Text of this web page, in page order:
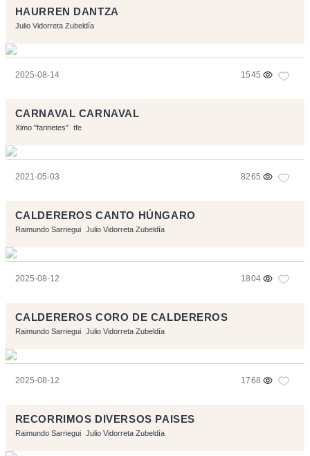
HAURREN DANTZA
Julio Vidorreta Zubeldía
2025-08-14 1545
CARNAVAL CARNAVAL
Ximo "farinetes" tfe
2021-05-03 8265
CALDEREROS CANTO HÚNGARO
Raimundo Sarriegui Julio Vidorreta Zubeldía
2025-08-12 1804
CALDEREROS CORO DE CALDEREROS
Raimundo Sarriegui Julio Vidorreta Zubeldía
2025-08-12 1768
RECORRIMOS DIVERSOS PAISES
Raimundo Sarriegui Julio Vidorreta Zubeldía